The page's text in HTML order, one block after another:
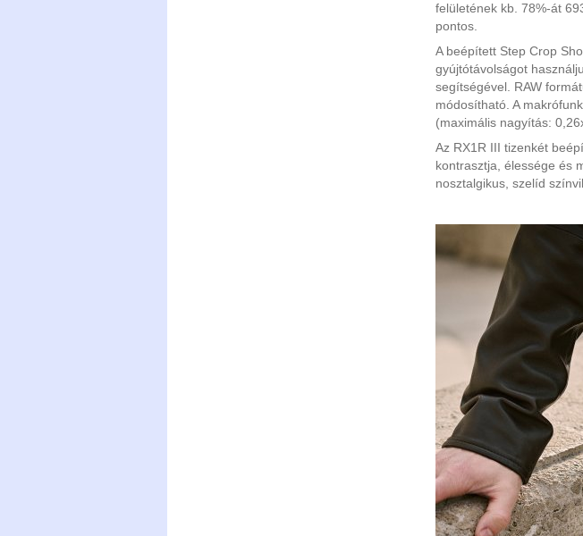
felületének kb. 78%-át
pontos.
A beépített Step Crop
gyújtótávolságot
segítségével. RAW
módosítható. A
(maximális nagyítás:
Az RX1R III tizenkét
kontrasztja, élessége és
nosztalgikus, szelíd